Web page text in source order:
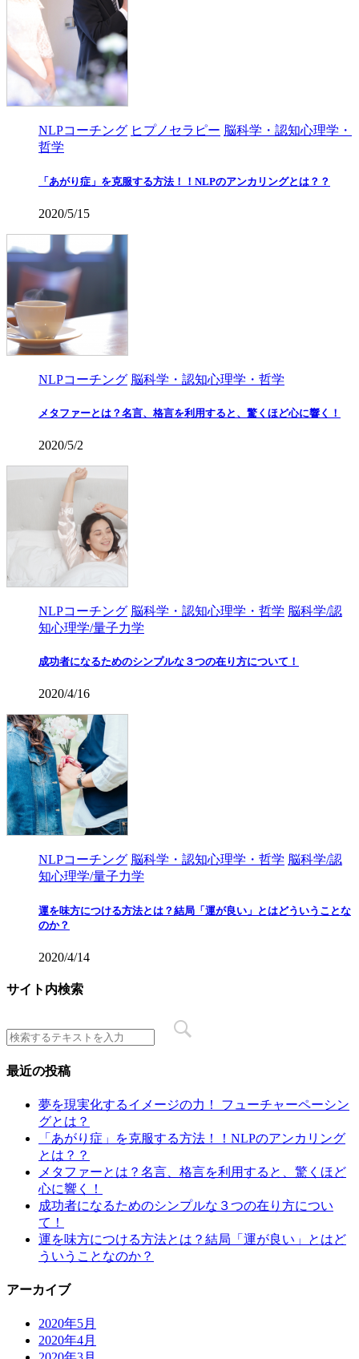
NLPコーチング ヒプノセラピー 脳科学・認知心理学・
哲学
「あがり症」を克服する方法！！NLPのアンカリングとは？？
2020/5/15
NLPコーチング 脳科学・認知心理学・哲学
メタファーとは？名言、格言を利用すると、驚くほど心に響く！
2020/5/2
NLPコーチング 脳科学・認知心理学・哲学 脳科学/認
知心理学/量子力学
成功者になるためのシンプルな３つの在り方について！
2020/4/16
NLPコーチング 脳科学・認知心理学・哲学 脳科学/認
知心理学/量子力学
運を味方につける方法とは？結局「運が良い」とはどういうことな
のか？
2020/4/14
サイト内検索
最近の投稿
夢を現実化するイメージの力！ フューチャーペーシン
グとは？
「あがり症」を克服する方法！！NLPのアンカリング
とは？？
メタファーとは？名言、格言を利用すると、驚くほど
心に響く！
成功者になるためのシンプルな３つの在り方につい
て！
運を味方につける方法とは？結局「運が良い」とはど
ういうことなのか？
アーカイブ
2020年5月
2020年4月